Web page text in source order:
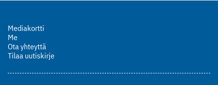
Mediakortti
Me
Ota yhteyttä
Tilaa uutiskirje